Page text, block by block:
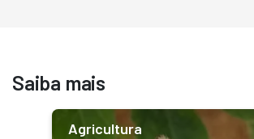
Saiba mais
Agricultura